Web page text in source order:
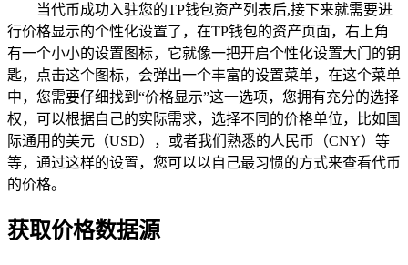
当代币成功入驻您的TP钱包资产列表后,接下来就需要进
行价格显示的个性化设置了，在TP钱包的资产页面，右上角
有一个小小的设置图标，它就像一把开启个性化设置大门的钥
匙，点击这个图标，会弹出一个丰富的设置菜单，在这个菜单
中，您需要仔细找到“价格显示”这一选项，您拥有充分的选择
权，可以根据自己的实际需求，选择不同的价格单位，比如国
际通用的美元（USD），或者我们熟悉的人民币（CNY）等
等，通过这样的设置，您可以以自己最习惯的方式来查看代币
的价格。
获取价格数据源